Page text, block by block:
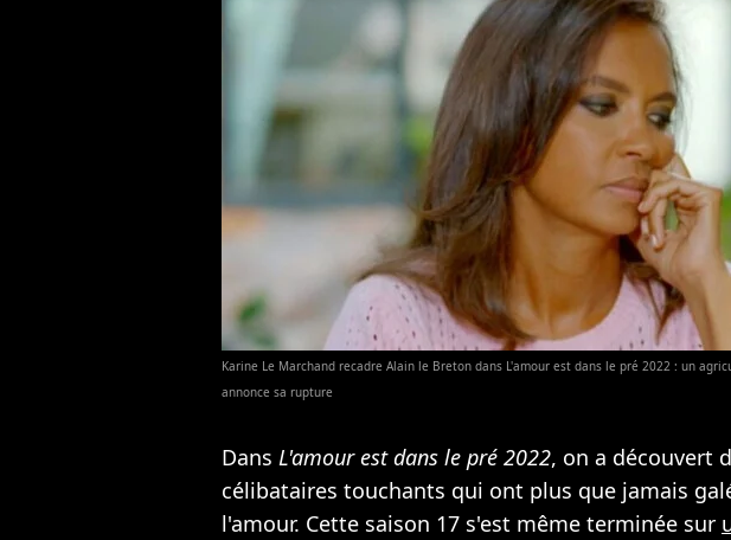
Karine Le Marchand recadre Alain le Breton dans L'amour est dans le pré 2022 : un
annonce sa rupture
Dans L'amour est dans le pré 2022, on a découvert
célibataires touchants qui ont plus que jamais
l'amour. Cette saison 17 s'est même terminée sur